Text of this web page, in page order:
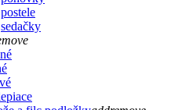
postele
sedačky